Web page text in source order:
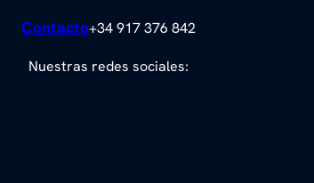
Contacto+34 917 376 842
Nuestras redes sociales: